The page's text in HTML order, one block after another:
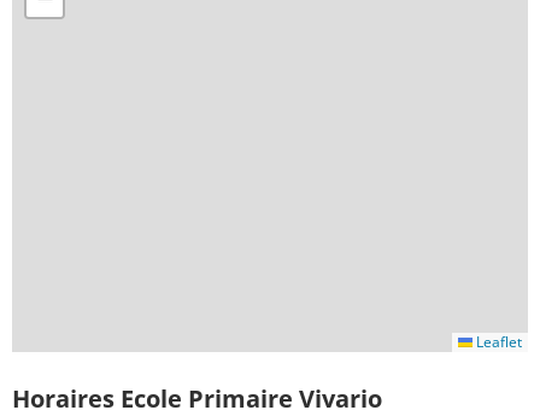
Leaflet
Horaires Ecole Primaire Vivario